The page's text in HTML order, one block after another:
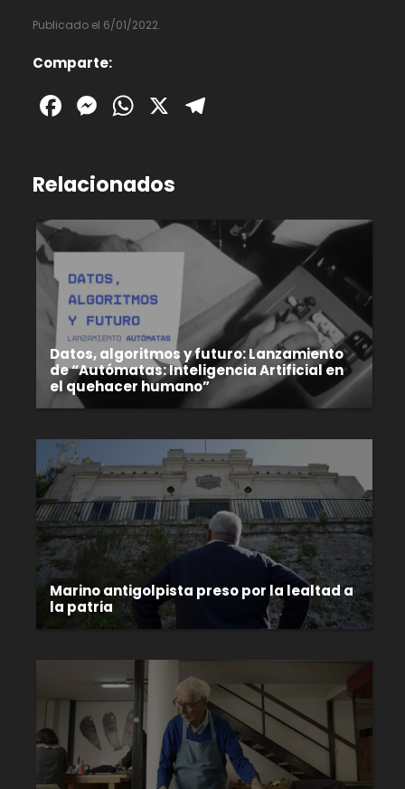
Publicado el 6/01/2022.
Comparte:
Facebook
Messenger
WhatsApp
X
Relacionados
Datos, algoritmos y futuro: Lanzamiento
de “Autómatas: Inteligencia Artificial en
el quehacer humano”
Marino antigolpista preso por la lealtad a
la patria